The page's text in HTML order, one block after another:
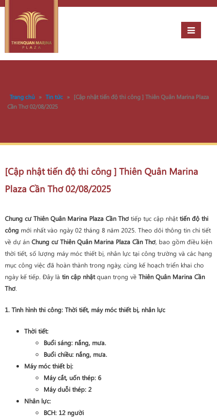
Trang chủ » Tin tức » [Cập nhật tiến độ thi công ] Thiên Quân Marina Plaza
Cần Thơ 02/08/2025
[Cập nhật tiến độ thi công ] Thiên Quân Marina
Plaza Cần Thơ 02/08/2025
Chung cư Thiên Quân Marina Plaza Cần Thơ tiếp tục cập nhật tiến độ thi
công mới nhất vào ngày 02 tháng 8 năm 2025. Theo dõi thông tin chi tiết
về dự án Chung cư Thiên Quân Marina Plaza Cần Thơ, bao gồm điều kiện
thời tiết, số lượng máy móc thiết bị, nhân lực tại công trường và các hạng
mục công việc đã hoàn thành trong ngày, cùng kế hoạch triển khai cho
ngày kế tiếp. Đây là tin cập nhậtquan trọng về Thiên Quân Marina Cần
Thơ.
1. Tình hình thi công: Thời tiết, máy móc thiết bị, nhân lực
Thời tiết:
Buổi sáng: nắng, mưa.
Buổi chiều: nắng, mưa.
Máy móc thiết bị:
Máy cắt, uốn thép: 6
Máy duỗi thép: 2
Nhân lực:
BCH: 12 người